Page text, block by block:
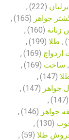
(222)
,
جواهر (165)
,
زنانه (160)
,
, طلا (199)
,
(169)
,
, ساخت (169)
,
(147)
,
جواهر (147)
,
(147)
,
جواهز (146)
,
(130)
,
طلا (59)
,